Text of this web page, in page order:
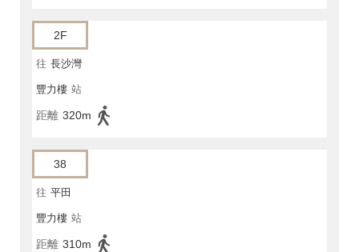
2F
往 長沙灣
豐力樓 站
距離 320m
38
往 平田
豐力樓 站
距離 310m